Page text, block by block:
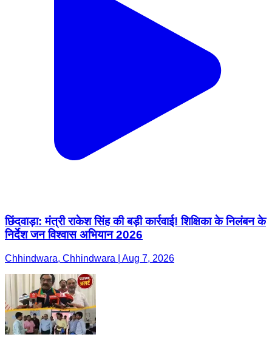
छिंदवाड़ा: मंत्री राकेश सिंह की बड़ी कार्रवाई! शिक्षिका के निलंबन के
निर्देश जन विश्वास अभियान 2026
Chhindwara, Chhindwara | Aug 7, 2026